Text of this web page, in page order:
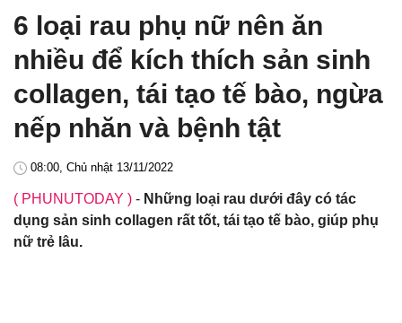
6 loại rau phụ nữ nên ăn
nhiều để kích thích sản sinh
collagen, tái tạo tế bào, ngừa
nếp nhăn và bệnh tật
08:00, Chủ nhật 13/11/2022
( PHUNUTODAY ) - Những loại rau dưới đây có tác
dụng sản sinh collagen rất tốt, tái tạo tế bào, giúp phụ
nữ trẻ lâu.